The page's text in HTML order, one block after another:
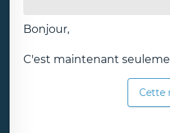
Bonjour,
C'est maintenant
Cette